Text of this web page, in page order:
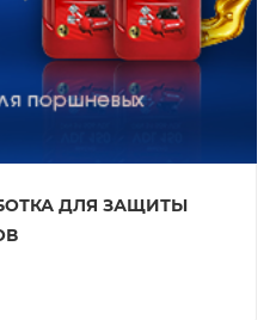
ДЛЯ ЗАЩИТЫ